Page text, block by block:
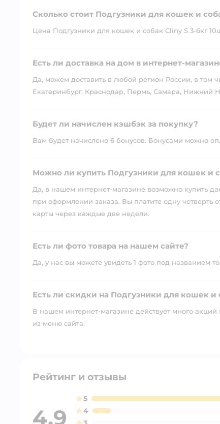
Сколько стоит Подгузники для кошек и
Цена Подгузники для кошек и собак Cliny S 3-6кг
Есть ли доставка на дом в интернет-
Да, можем доставить в любой регион России, в том
Екатеринбург, Краснодар, Пермь, Самара, Нижний
Будет ли начислен кэшбэк за покупку?
Вам будет начислено 6 бонусов. Бонусами можно
Можно ли купить Подгузники для кошек и
Да, в нашем интернет-магазине возможно купить
при оформлении заказа. Вы платите одну четверть
карты через каждые две недели.
Есть ли фото товара на нашем сайте?
Да, у нас вы можете увидеть 1 фото под названием
Есть ли скидки на Подгузники для кошек и
В нашем интернет-магазине действует много
из меню сайта.
Рейтинг и отзывы
4,9
5
4